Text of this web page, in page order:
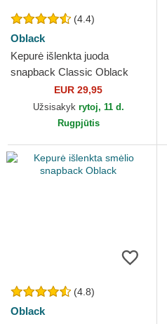
(4.4)
Oblack
Kepurė išlenkta juoda
snapback Classic Oblack
EUR 29,95
Užsisakyk rytoj, 11 d.
Rugpjūtis
(4.8)
Oblack